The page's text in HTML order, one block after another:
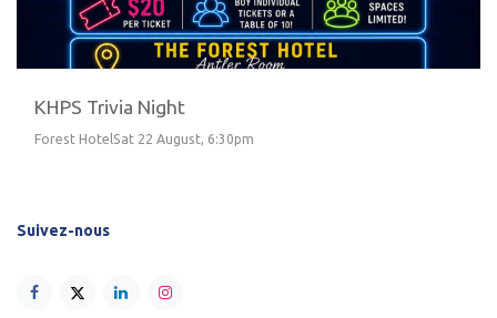
KHPS Trivia Night
Forest HotelSat 22 August, 6:30pm
Suivez-nous